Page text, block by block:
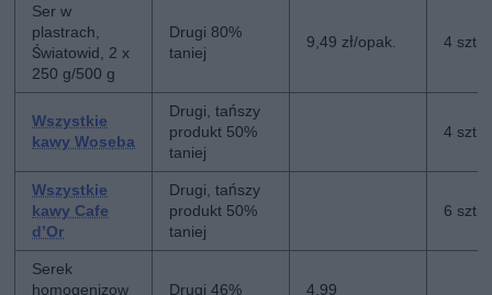
Ser w
plastrach,
Światowid, 2 x
250 g/500 g
Drugi 80%
taniej
9,49 zł/opak. 4 szt
Wszystkie
kawy Woseba
Drugi, tańszy
produkt 50%
taniej
4 szt
Wszystkie
kawy Cafe
d’Or
Drugi, tańszy
produkt 50%
taniej
6 szt
Serek
homogenizow
Drugi 46%
4,99